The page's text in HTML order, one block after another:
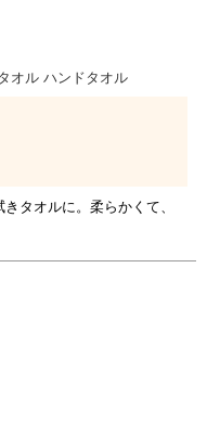
オル ハンドタオル
タオルに。柔らかくて、